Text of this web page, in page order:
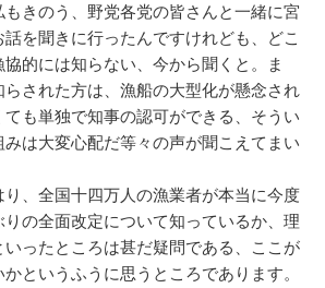
もきのう、野党各党の皆さんと一緒に宮
を聞きに行ったんですけれども、どこ
的には知らない、今から聞くと。ま
された方は、漁船の大型化が懸念され
ても単独で知事の認可ができる、そうい
みは大変心配だ等々の声が聞こえてまい
り、全国十四万人の漁業者が本当に今度
の全面改定について知っているか、理
ったところは甚だ疑問である、ここが
というふうに思うところであります。